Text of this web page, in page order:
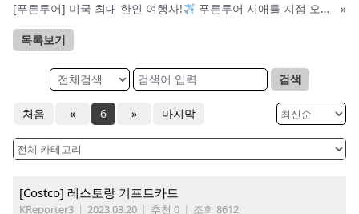
[푸른투어] 미국 최대 한인 여행사!
푸른투어 시애틀 지점 오픈특가, 최대 300불 할인! »
목록보기
검색
처음 « 6 » 마지막
[Costco] 레스토랑 기프트카드
KReporter3 | 2023.03.20 | 추천 0 | 조회 8612